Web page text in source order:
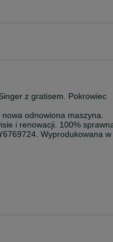
z gratisem. Pokrowiec
odnowiona maszyna.
i renowacji. 100%
Wyprodukowana w